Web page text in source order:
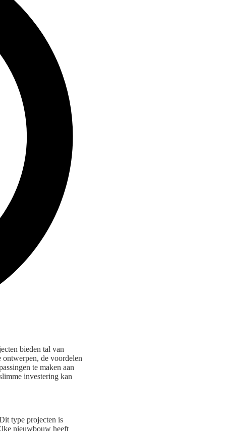
bieden tal van
ontwerpen, de voordelen
te maken aan
investering kan
type projecten is
nieuwbouw heeft